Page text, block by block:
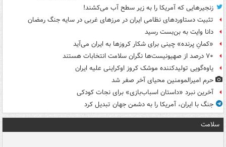
زنجیرهایی که آمریکا را به زیر سطح آب می‌کشند!
تثبیت دستاوردهای نظامی ایران در مرزهای غربی در سایه جنگ رمضان
دانا وایت به بن‌بست رسید
«کمانِ پرنده» چینی برای شکار کروزها به ایران می‌آید
۷۰ درصد از صهیونیست‌ها نگران سلامت انتخابات هستند
یاوه‌گویی تولیدکننده موشک کروز اوکراینی علیه ایران
حرم امیرالمومنین محیای آخر صفر شد
آخرین نبرد «داستان اسباب‌بازی» برای نجات کودکی
جنگ با ایران، آمریکا را به دشمن جهان تبدیل کرد
سلامت